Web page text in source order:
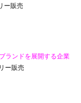
ー販売
ランドを展開する企業
ー販売